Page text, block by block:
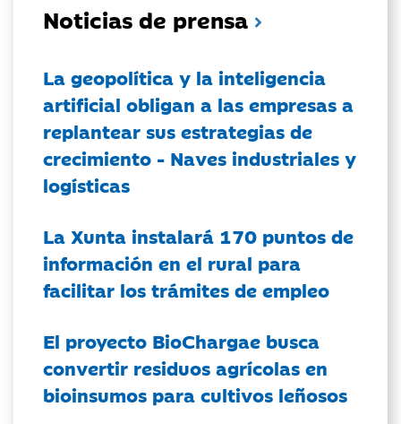
Noticias de prensa
La geopolítica y la inteligencia
artificial obligan a las empresas a
replantear sus estrategias de
crecimiento - Naves industriales y
logísticas
La Xunta instalará 170 puntos de
información en el rural para
facilitar los trámites de empleo
El proyecto BioChargae busca
convertir residuos agrícolas en
bioinsumos para cultivos leñosos